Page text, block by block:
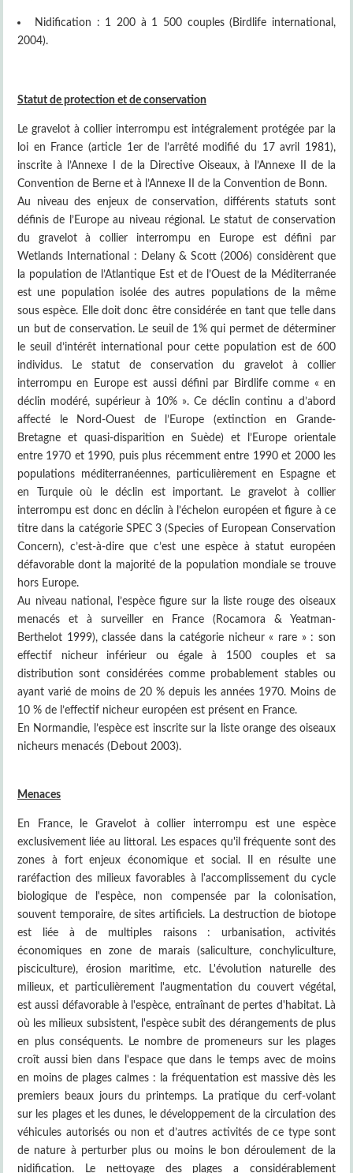
Nidification : 1 200 à 1 500 couples (Birdlife international,
2004).
Statut de protection et de conservation
Le gravelot à collier interrompu est intégralement protégée par la
loi en France (article 1er de l’arrêté modifié du 17 avril 1981),
inscrite à l’Annexe I de la Directive Oiseaux, à l’Annexe II de la
Convention de Berne et à l’Annexe II de la Convention de Bonn.
Au niveau des enjeux de conservation, différents statuts sont
définis de l’Europe au niveau régional. Le statut de conservation
du gravelot à collier interrompu en Europe est défini par
Wetlands International : Delany & Scott (2006) considèrent que
la population de l’Atlantique Est et de l’Ouest de la Méditerranée
est une population isolée des autres populations de la même
sous espèce. Elle doit donc être considérée en tant que telle dans
un but de conservation. Le seuil de 1% qui permet de déterminer
le seuil d’intérêt international pour cette population est de 600
individus. Le statut de conservation du gravelot à collier
interrompu en Europe est aussi défini par Birdlife comme « en
déclin modéré, supérieur à 10% ». Ce déclin continu a d’abord
affecté le Nord-Ouest de l’Europe (extinction en Grande-
Bretagne et quasi-disparition en Suède) et l’Europe orientale
entre 1970 et 1990, puis plus récemment entre 1990 et 2000 les
populations méditerranéennes, particulièrement en Espagne et
en Turquie où le déclin est important. Le gravelot à collier
interrompu est donc en déclin à l’échelon européen et figure à ce
titre dans la catégorie SPEC 3 (Species of European Conservation
Concern), c’est-à-dire que c’est une espèce à statut européen
défavorable dont la majorité de la population mondiale se trouve
hors Europe.
Au niveau national, l’espèce figure sur la liste rouge des oiseaux
menacés et à surveiller en France (Rocamora & Yeatman-
Berthelot 1999), classée dans la catégorie nicheur « rare » : son
effectif nicheur inférieur ou égale à 1500 couples et sa
distribution sont considérées comme probablement stables ou
ayant varié de moins de 20 % depuis les années 1970. Moins de
10 % de l’effectif nicheur européen est présent en France.
En Normandie, l’espèce est inscrite sur la liste orange des oiseaux
nicheurs menacés (Debout 2003).
Menaces
En France, le Gravelot à collier interrompu est une espèce
exclusivement liée au littoral. Les espaces qu'il fréquente sont des
zones à fort enjeux économique et social. Il en résulte une
raréfaction des milieux favorables à l'accomplissement du cycle
biologique de l'espèce, non compensée par la colonisation,
souvent temporaire, de sites artificiels. La destruction de biotope
est liée à de multiples raisons : urbanisation, activités
économiques en zone de marais (saliculture, conchyliculture,
pisciculture), érosion maritime, etc. L'évolution naturelle des
milieux, et particulièrement l'augmentation du couvert végétal,
est aussi défavorable à l'espèce, entraînant de pertes d'habitat. Là
où les milieux subsistent, l'espèce subit des dérangements de plus
en plus conséquents. Le nombre de promeneurs sur les plages
croît aussi bien dans l'espace que dans le temps avec de moins
en moins de plages calmes : la fréquentation est massive dès les
premiers beaux jours du printemps. La pratique du cerf-volant
sur les plages et les dunes, le développement de la circulation des
véhicules autorisés ou non et d’autres activités de ce type sont
de nature à perturber plus ou moins le bon déroulement de la
nidification. Le nettoyage des plages a considérablement